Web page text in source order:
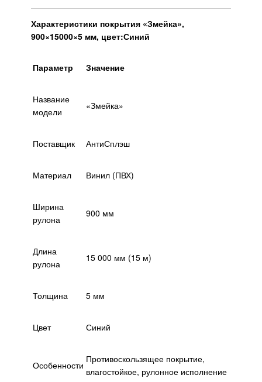
Характеристики покрытия «Змейка»,
900×15000×5 мм, цвет:Синий
Параметр Значение
Название
модели
«Змейка»
Поставщик АнтиСплэш
Материал Винил (ПВХ)
Ширина
рулона
900 мм
Длина
рулона
15 000 мм (15 м)
Толщина 5 мм
Цвет Синий
Особенности
Противоскользящее покрытие,
влагостойкое, рулонное исполнение